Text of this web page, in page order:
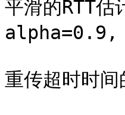
平滑的RTT
alpha=0.9,
重传超时时